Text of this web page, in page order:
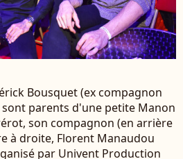
Bousquet (ex compagnon
parents d'une petite Manon
son compagnon (en arrière
à droite, Florent Manaudou
par Univent Production